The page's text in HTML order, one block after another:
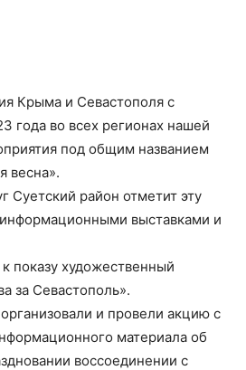
Крыма и Севастополя с
года во всех регионах нашей
под общим названием
весна».
Суетский район отметит эту
выставками и
показу художественный
за Севастополь».
и провели акцию с
материала об
воссоединении с